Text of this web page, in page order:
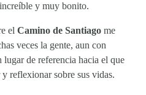
y muy bonito.
el Camino de Santiago me
veces la gente, aun con
de referencia hacia el que
reflexionar sobre sus vidas.